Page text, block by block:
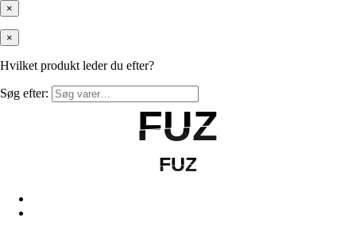
×
×
Hvilket produkt leder du efter?
Søg efter:
FUZ
FUZ
FUZ
FUZ